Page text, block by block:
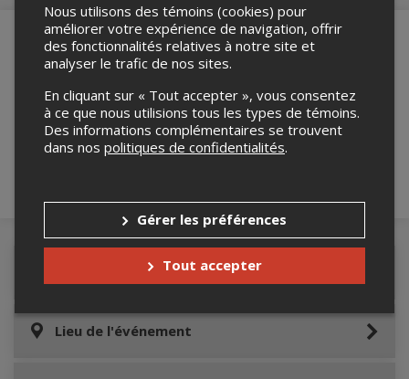
robot ci-bas.
Détails de l'événement
Lieu de l'événement
Nous utilisons des témoins (cookies) pour
améliorer votre expérience de navigation, offrir
des fonctionnalités relatives à notre site et
analyser le trafic de nos sites.
En cliquant sur « Tout accepter », vous consentez
à ce que nous utilisions tous les types de témoins.
Des informations complémentaires se trouvent
dans nos politiques de confidentialités.
Gérer les préférences
Tout accepter